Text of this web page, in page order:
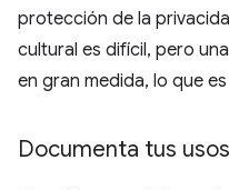
protección de la
cultural es difícil, pero
en gran medida, lo que
Documenta tus usos